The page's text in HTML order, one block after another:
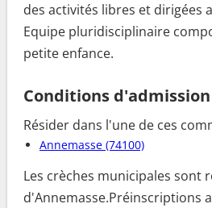
des activités libres et dirigées
Equipe pluridisciplinaire
petite enfance.
Conditions d'admission
Résider dans l'une de ces
Annemasse (74100)
Les crèches municipales sont
d'Annemasse.Préinscriptions